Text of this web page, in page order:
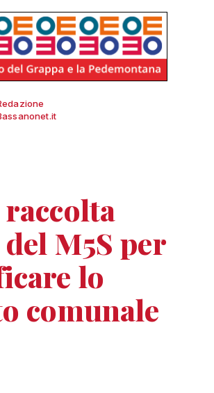
raccolta
M5S per
lo
comunale